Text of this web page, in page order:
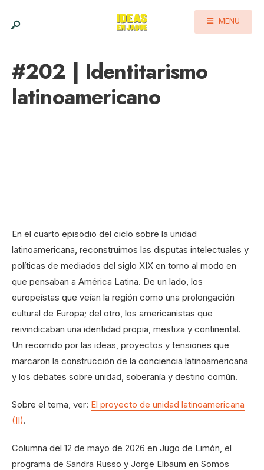
MENU
#202 | Identitarismo
latinoamericano
En el cuarto episodio del ciclo sobre la unidad
latinoamericana, reconstruimos las disputas intelectuales y
políticas de mediados del siglo XIX en torno al modo en
que pensaban a América Latina. De un lado, los
europeístas que veían la región como una prolongación
cultural de Europa; del otro, los americanistas que
reivindicaban una identidad propia, mestiza y continental.
Un recorrido por las ideas, proyectos y tensiones que
marcaron la construcción de la conciencia latinoamericana
y los debates sobre unidad, soberanía y destino común.
Sobre el tema, ver: El proyecto de unidad latinoamericana
(II).
Columna del 12 de mayo de 2026 en Jugo de Limón, el
programa de Sandra Russo y Jorge Elbaum en Somos